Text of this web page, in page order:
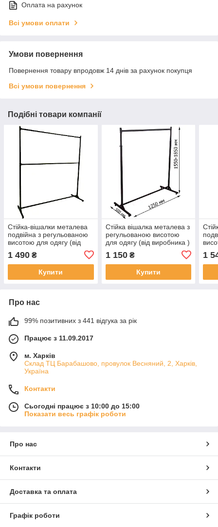
Оплата на рахунок
Всі умови оплати
Умови повернення
Повернення товару впродовж 14 днів за рахунок покупця
Всі умови повернення
Подібні товари компанії
Стійка-вішалки металева
подвійна з регульованою
висотою для одягу (від
1 490 ₴
Купити
Стійка вішалка металева з
регульованою висотою
для одягу (від виробника )
1 150₴
Купити
1
Про нас
99% позитивних з 441 відгука за рік
Працює з 11.09.2017
м. Харків
Склад ТЦ Барабашово, провулок Весняний, 2, Харків,
Україна
Контакти
Сьогодні працює з 10:00 до 15:00
Показати весь графік роботи
Про нас
Контакти
Доставка та оплата
Графік роботи